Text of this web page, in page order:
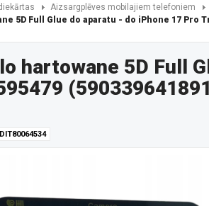
Aizsargplēves mobilajiem telefoniem
5D Full Glue do aparatu - do iPhone 17
hartowane 5D Full